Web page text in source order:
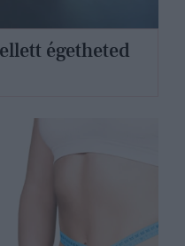
égetheted